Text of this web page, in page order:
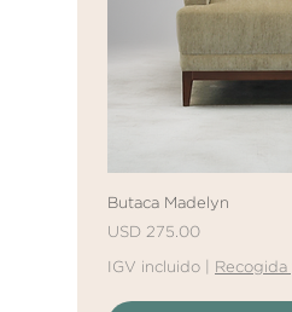
Butaca Madelyn
Precio
USD 275.00
IGV incluido